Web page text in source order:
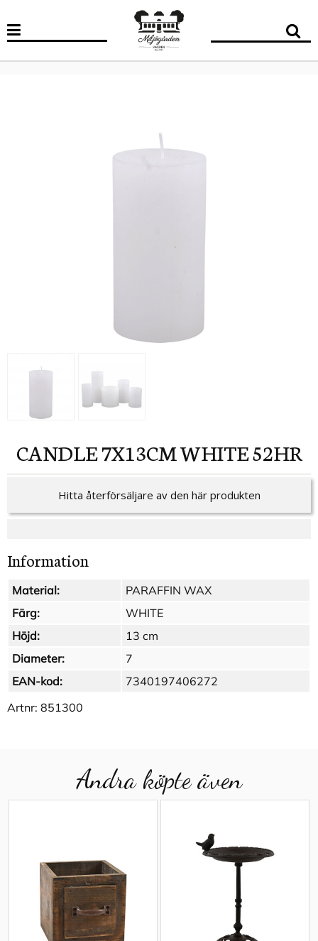
CANDLE 7X13CM WHITE 52HR
Hitta återförsäljare av den här produkten
Information
Material:
PARAFFIN WAX
Färg:
WHITE
Höjd:
13 cm
Diameter:
7
EAN-kod:
7340197406272
Artnr: 851300
Andra köpte även